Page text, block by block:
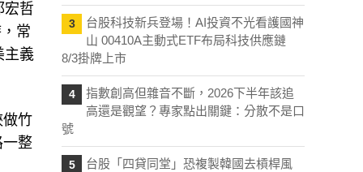
宏哲
常
主義
做竹
整
3
台股科技新兵登場！AI投資不光看護國神
山 00410A主動式ETF布局科技供應鏈
8/3掛牌上市
4
指數創高但雜音不斷，2026下半年該追
高還是觀望？專家點出關鍵：分散不是口
號
5
台股「四貸同堂」恐複製韓國去槓桿風